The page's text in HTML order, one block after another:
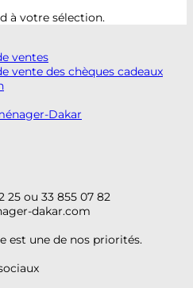
à votre sélection.
ventes
vente des chèques cadeaux
Dakar
25 ou 33 855 07 82
dakar.com
est une de nos priorités.